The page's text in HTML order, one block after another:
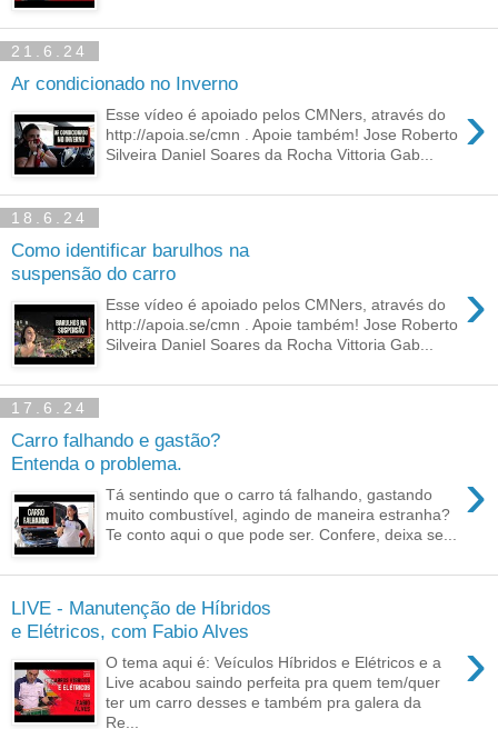
21.6.24
Ar condicionado no Inverno
›
Esse vídeo é apoiado pelos CMNers, através do
http://apoia.se/cmn . Apoie também! Jose Roberto
Silveira Daniel Soares da Rocha Vittoria Gab...
18.6.24
Como identificar barulhos na
suspensão do carro
›
Esse vídeo é apoiado pelos CMNers, através do
http://apoia.se/cmn . Apoie também! Jose Roberto
Silveira Daniel Soares da Rocha Vittoria Gab...
17.6.24
Carro falhando e gastão?
Entenda o problema.
›
Tá sentindo que o carro tá falhando, gastando
muito combustível, agindo de maneira estranha?
Te conto aqui o que pode ser. Confere, deixa se...
LIVE - Manutenção de Híbridos
e Elétricos, com Fabio Alves
›
O tema aqui é: Veículos Híbridos e Elétricos e a
Live acabou saindo perfeita pra quem tem/quer
ter um carro desses e também pra galera da
Re...